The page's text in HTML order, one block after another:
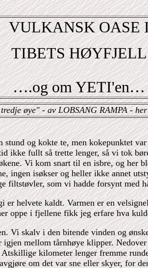
VULKANSK OASE
TIBETS HØYFJELL
….og om YETI'en…
øye" - av LOBSANG RAMPA -
og kokte te, men kokepunktet var
ikke fullt så trette lenger, så vi tok
Vi kom snart til en isbre, og her
ingen isøkser og heller ikke annet
filtstøvler, som vi hadde forsynt med
er helvete kaldt. Varmen er en
oppe i fjellene fikk jeg erfare hva
Vi skalv i den bitende vinden og
igjen mellom tårnhøye klipper.
kilometer lenger fremme
om det var sne eller skyer, for